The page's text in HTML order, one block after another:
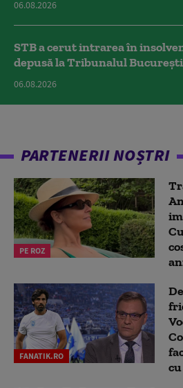
06.08.2026
STB a cerut intrarea în
depusă la Tribunalul București
06.08.2026
PARTENERII NOȘTRI
PE ROZ
FANATIK.RO